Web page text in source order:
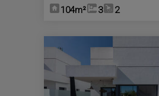
104m²
3 2